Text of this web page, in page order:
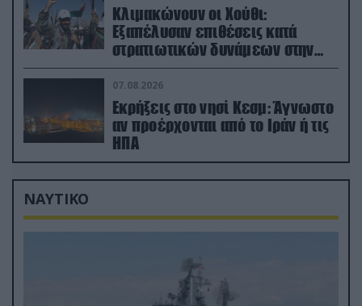
Κλιμακώνουν οι Χούθι:
Eξαπέλυσαν επιθέσεις κατά
στρατιωτικών δυνάμεων στην
Υεμένη – Πλήγματα & στη
Σαουδική Αραβία!
07.08.2026
Εκρήξεις στο νησί Κεσμ: Άγνωστο
αν προέρχονται από το Ιράν ή τις
ΗΠΑ
ΝΑΥΤΙΚΟ